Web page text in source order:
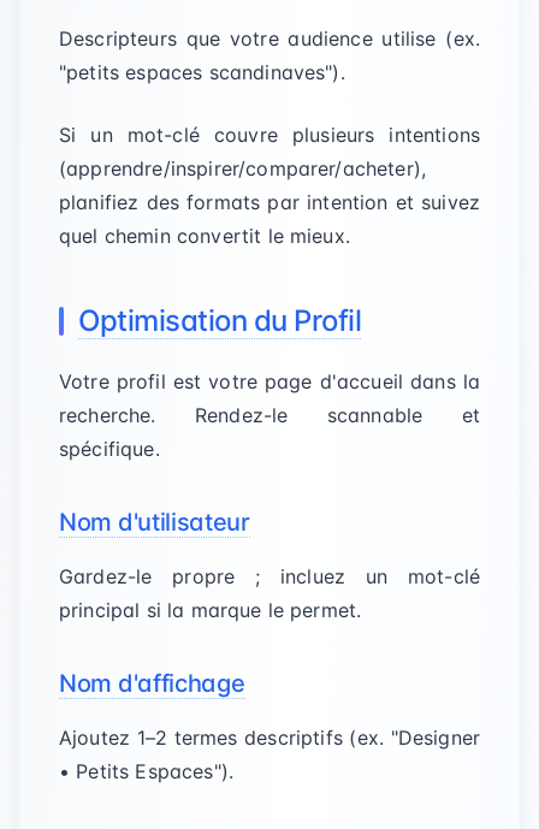
Descripteurs que votre audience utilise (ex.
"petits espaces scandinaves").
Si un mot-clé couvre plusieurs intentions
(apprendre/inspirer/comparer/acheter),
planifiez des formats par intention et suivez
quel chemin convertit le mieux.
Optimisation du Profil
Votre profil est votre page d'accueil dans la
recherche. Rendez-le scannable et
spécifique.
Nom d'utilisateur
Gardez-le propre ; incluez un mot-clé
principal si la marque le permet.
Nom d'affichage
Ajoutez 1–2 termes descriptifs (ex. "Designer
• Petits Espaces").